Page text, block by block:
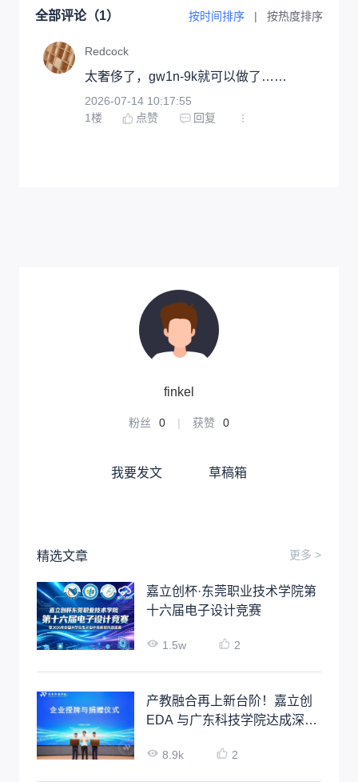
全部评论（1） 按时间排序 | 按热度排序
Redcock
太奢侈了，gw1n-9k就可以做了……
2026-07-14 10:17:55
1楼 点赞 回复
finkel
粉丝 0 | 获赞 0
我要发文 草稿箱
精选文章 更多 >
嘉立创杯·东莞职业技术学院第
十六届电子设计竞赛
1.5w 2
产教融合再上新台阶！嘉立创
EDA 与广东科技学院达成深度
8.9k 2